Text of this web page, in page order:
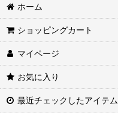
ホーム
ショッピングカート
マイページ
お気に入り
最近チェックしたアイテム